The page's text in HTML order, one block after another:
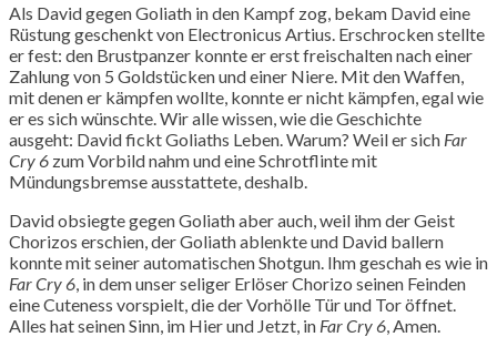
Als David gegen Goliath in den Kampf zog, bekam David eine
Rüstung geschenkt von Electronicus Artius. Erschrocken stellte
er fest: den Brustpanzer konnte er erst freischalten nach einer
Zahlung von 5 Goldstücken und einer Niere. Mit den Waffen,
mit denen er kämpfen wollte, konnte er nicht kämpfen, egal wie
er es sich wünschte. Wir alle wissen, wie die Geschichte
ausgeht: David fickt Goliaths Leben. Warum? Weil er sich Far
Cry 6 zum Vorbild nahm und eine Schrotflinte mit
Mündungsbremse ausstattete, deshalb.
David obsiegte gegen Goliath aber auch, weil ihm der Geist
Chorizos erschien, der Goliath ablenkte und David ballern
konnte mit seiner automatischen Shotgun. Ihm geschah es wie in
Far Cry 6, in dem unser seliger Erlöser Chorizo seinen Feinden
eine Cuteness vorspielt, die der Vorhölle Tür und Tor öffnet.
Alles hat seinen Sinn, im Hier und Jetzt, in Far Cry 6, Amen.